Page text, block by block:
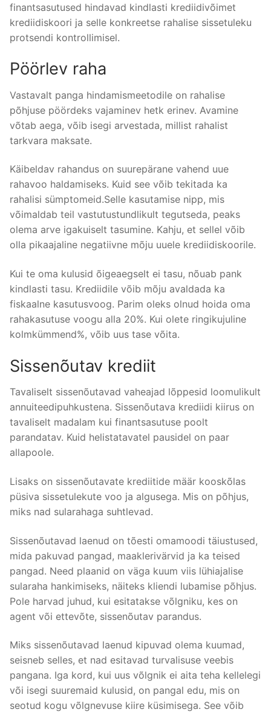
finantsasutused hindavad kindlasti krediidivõimet
krediidiskoori ja selle konkreetse rahalise sissetuleku
protsendi kontrollimisel.
Pöörlev raha
Vastavalt panga hindamismeetodile on rahalise
põhjuse pöördeks vajaminev hetk erinev. Avamine
võtab aega, võib isegi arvestada, millist rahalist
tarkvara maksate.
Käibeldav rahandus on suurepärane vahend uue
rahavoo haldamiseks. Kuid see võib tekitada ka
rahalisi sümptomeid.Selle kasutamise nipp, mis
võimaldab teil vastutustundlikult tegutseda, peaks
olema arve igakuiselt tasumine. Kahju, et sellel võib
olla pikaajaline negatiivne mõju uuele krediidiskoorile.
Kui te oma kulusid õigeaegselt ei tasu, nõuab pank
kindlasti tasu. Krediidile võib mõju avaldada ka
fiskaalne kasutusvoog. Parim oleks olnud hoida oma
rahakasutuse voogu alla 20%. Kui olete ringikujuline
kolmkümmend%, võib uus tase võita.
Sissenõutav krediit
Tavaliselt sissenõutavad vaheajad lõppesid loomulikult
annuiteedipuhkustena. Sissenõutava krediidi kiirus on
tavaliselt madalam kui finantsasutuse poolt
parandatav. Kuid helistatavatel pausidel on paar
allapoole.
Lisaks on sissenõutavate krediitide määr kooskõlas
püsiva sissetulekute voo ja algusega. Mis on põhjus,
miks nad sularahaga suhtlevad.
Sissenõutavad laenud on tõesti omamoodi täiustused,
mida pakuvad pangad, maaklerivärvid ja ka teised
pangad. Need plaanid on väga kuum viis lühiajalise
sularaha hankimiseks, näiteks kliendi lubamise põhjus.
Pole harvad juhud, kui esitatakse võlgniku, kes on
agent või ettevõte, sissenõutav parandus.
Miks sissenõutavad laenud kipuvad olema kuumad,
seisneb selles, et nad esitavad turvalisuse veebis
pangana. Iga kord, kui uus võlgnik ei aita teha kellelegi
või isegi suuremaid kulusid, on pangal edu, mis on
seotud kogu võlgnevuse kiire küsimisega. See võib